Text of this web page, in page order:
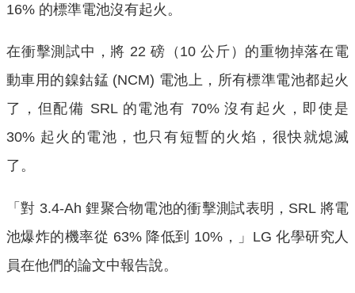
16% 的標準電池沒有起火。
在衝擊測試中，將 22 磅（10 公斤）的重物掉落在電
動車用的鎳鈷錳 (NCM) 電池上，所有標準電池都起火
了，但配備 SRL 的電池有 70% 沒有起火，即使是
30% 起火的電池，也只有短暫的火焰，很快就熄滅
了。
「對 3.4-Ah 鋰聚合物電池的衝擊測試表明，SRL 將電
池爆炸的機率從 63% 降低到 10%，」LG 化學研究人
員在他們的論文中報告說。